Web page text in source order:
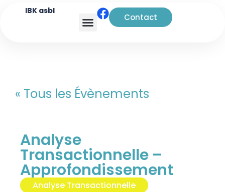
IBK asbl
Contact
« Tous les Évènements
Analyse
Transactionnelle –
Approfondissement
Analyse Transactionnelle